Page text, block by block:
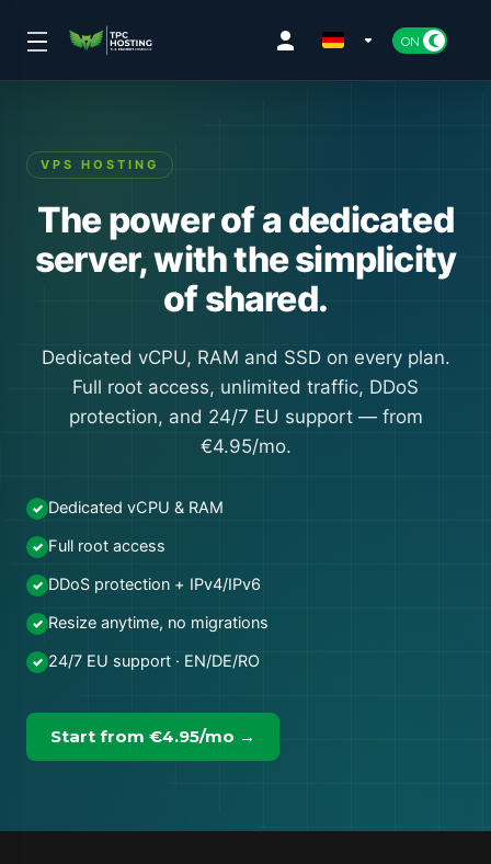
VPS HOSTING
The power of a dedicated
server, with the simplicity
of shared.
Dedicated vCPU, RAM and SSD on every plan.
Full root access, unlimited traffic, DDoS
protection, and 24/7 EU support — from
€4.95/mo.
✓ Dedicated vCPU & RAM
✓ Full root access
✓ DDoS protection + IPv4/IPv6
✓ Resize anytime, no migrations
✓ 24/7 EU support · EN/DE/RO
Start from €4.95/mo →